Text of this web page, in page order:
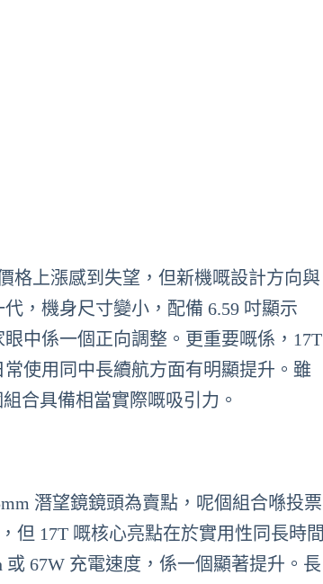
格上漲感到失望，但新機嘅設計方向與
，機身尺寸變小，配備 6.59 吋顯示
中係一個正向調整。更重要嘅係，17T
常使用同中長續航方面有明顯提升。雖
合具備相當實際嘅吸引力。
潛望鏡鏡頭為賣點，呢個組合喺投票
但 17T 嘅核心亮點在於實用性同長時間
67W 充電速度，係一個顯著提升。長